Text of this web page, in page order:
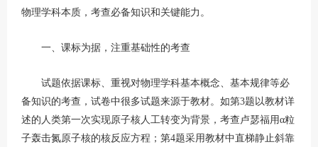
物理学科本质，考查必备知识和关键能力。
一、课标为据，注重基础性的考查
试题依据课标、重视对物理学科基本概念、基本规律等必
备知识的考查，试卷中很多试题来源于教材。如第3题以教材详
述的人类第一次实现原子核人工转变为背景，考查卢瑟福用α粒
子轰击氮原子核的核反应方程；第4题采用教材中直梯静止斜靠